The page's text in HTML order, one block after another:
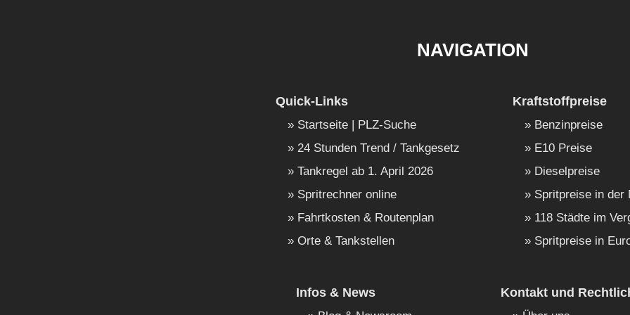
NAVIGATION
Quick-Links
Startseite | PLZ-Suche
24 Stunden Trend / Tankgesetz
Tankregel ab 1. April 2026
Spritrechner online
Fahrtkosten & Routenplan
Orte & Tankstellen
Kraftstoffpreise
Benzinpreise
E10 Preise
Dieselpreise
Spritpreise in der
118 Städte im
Spritpreise in
Infos & News Kontakt und